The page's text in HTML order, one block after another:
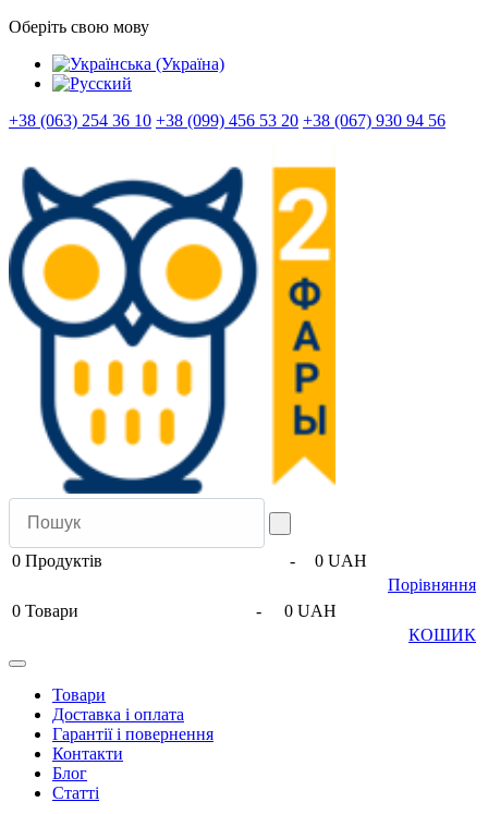
Оберіть свою мову
+38 (063) 254 36 10 +38 (099) 456 53 20 +38 (067) 930 94 56
0 Продуктів -
0 UAH
Порівняння
0 Товари -
0 UAH
КОШИК
Товари
Доставка і оплата
Гарантії і повернення
Контакти
Блог
Статті